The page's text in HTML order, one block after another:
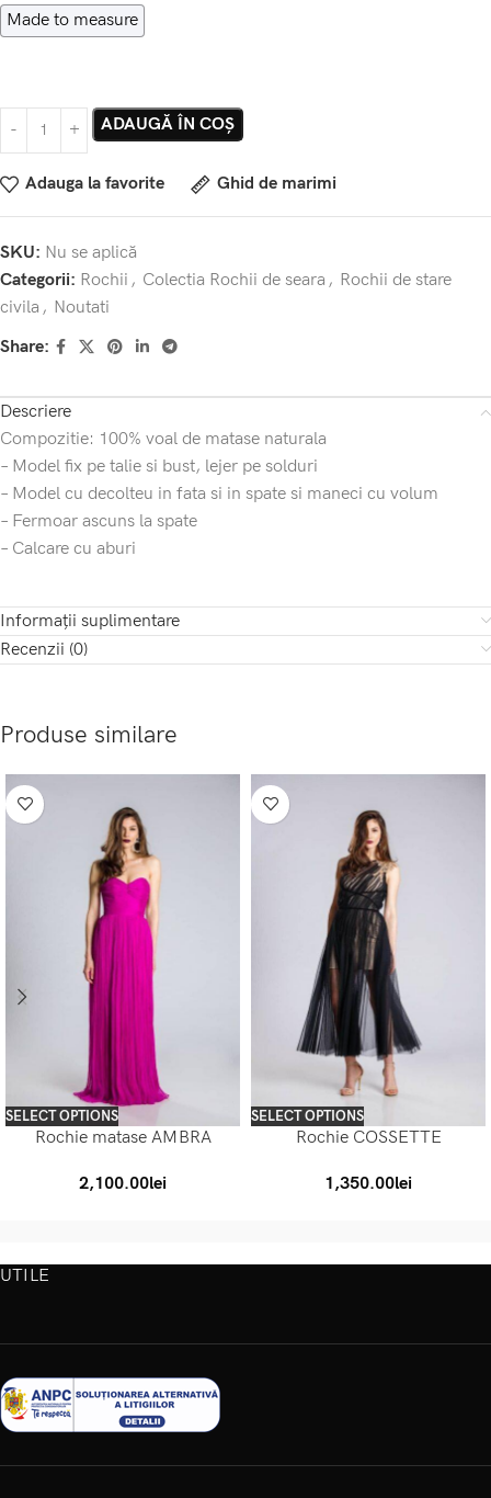
Made to measure
ADAUGĂ ÎN COȘ
Adauga la favorite Ghid de marimi
SKU: Nu se aplică
Categorii: Rochii , Colectia Rochii de seara , Rochii de stare
civila , Noutati
Share:
Descriere
Compozitie: 100% voal de matase naturala
– Model fix pe talie si bust, lejer pe solduri
– Model cu decolteu in fata si in spate si maneci cu volum
– Fermoar ascuns la spate
– Calcare cu aburi
Informații suplimentare
Recenzii (0)
Produse similare
SELECT OPTIONS
Rochie matase AMBRA
2,100.00lei
SELECT OPTIONS
Rochie COSSETTE
1,350.00lei
UTILE